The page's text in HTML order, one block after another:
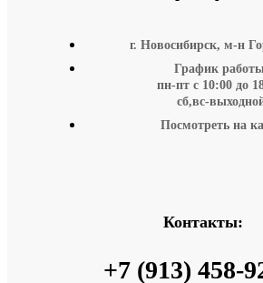
г. Новосибирск, м-н
График
пн-пт с 10:00 до
сб,вс-
Посмотреть на
Контакты:
+7 (913) 458-